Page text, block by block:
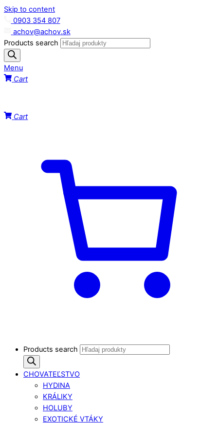
Skip to content
0903 354 807
achov@achov.sk
Products search
Menu
Cart
Cart
Products search
CHOVATEĽSTVO
HYDINA
KRÁLIKY
HOLUBY
EXOTICKÉ VTÁKY